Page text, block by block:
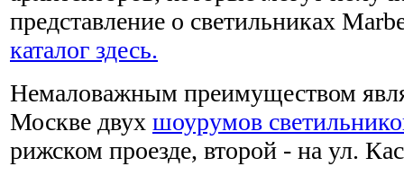
представление о светильниках
каталог здесь.
Немаловажным преимуществом
Москве двух шоурумов
рижском проезде, второй - на ул.